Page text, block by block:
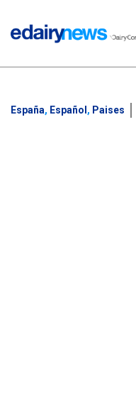
España, Español , Paises